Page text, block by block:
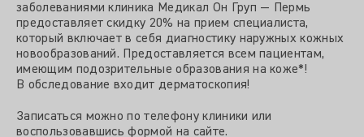
заболеваниями клиника Медикал Он Груп — Пермь
предоставляет скидку 20% на прием специалиста,
который включает в себя диагностику наружных кожных
новообразований. Предоставляется всем пациентам,
имеющим подозрительные образования на коже*!
В обследование входит дерматоскопия!
Записаться можно по телефону клиники или
воспользовавшись формой на сайте.